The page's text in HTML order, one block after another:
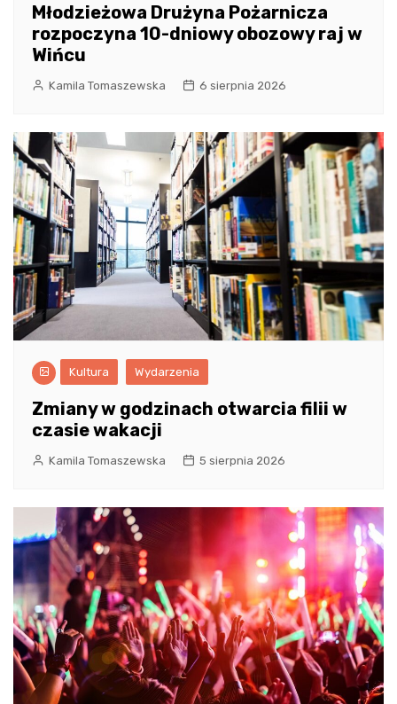
Młodzieżowa Drużyna Pożarnicza
rozpoczyna 10-dniowy obozowy raj w
Wińcu
Kamila Tomaszewska 6 sierpnia 2026
Kultura Wydarzenia
Zmiany w godzinach otwarcia filii w
czasie wakacji
Kamila Tomaszewska 5 sierpnia 2026